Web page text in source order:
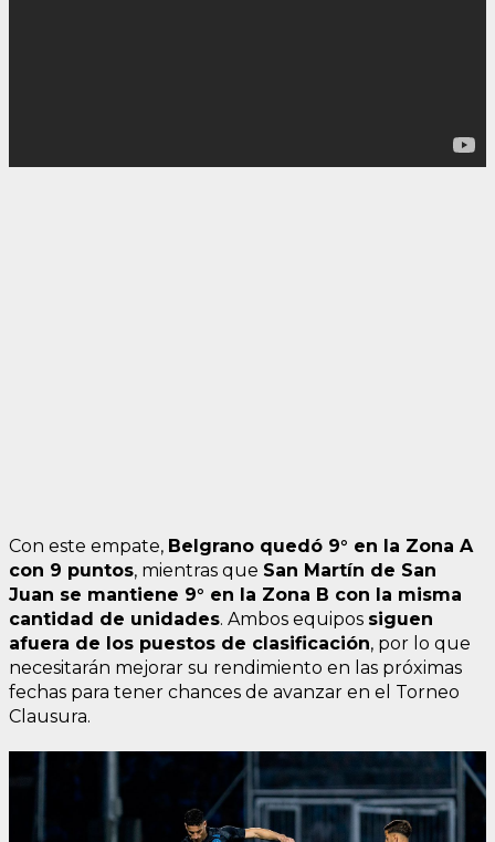
Con este empate, Belgrano quedó 9° en la Zona A
con 9 puntos, mientras que San Martín de San
Juan se mantiene 9° en la Zona B con la misma
cantidad de unidades. Ambos equipos siguen
afuera de los puestos de clasificación, por lo que
necesitarán mejorar su rendimiento en las próximas
fechas para tener chances de avanzar en el Torneo
Clausura.